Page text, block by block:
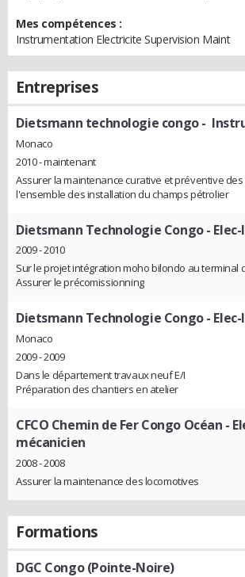
Mes compétences :
Instrumentation Electricite Supervision Maint
Entreprises
Dietsmann technologie congo-
Monaco
2010 - maintenant
Assurer la maintenance curative et préventive
l'ensemble des installation du champs pétrolier
Dietsmann Technologie Congo-
2009 - 2010
Sur le projet intégration moho bilondo au terminal
Assurer le précomissionning
Dietsmann Technologie Congo-
Monaco
2009 - 2009
Dans le département travaux neuf E/I
Préparation des chantiers en atelier
CFCO Chemin de Fer Congo Océan -
mécanicien
2008 - 2008
Assurer la maintenance des locomotives
Formations
DGC Congo (Pointe-Noire)